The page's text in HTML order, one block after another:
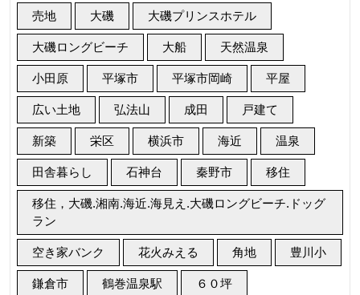
売地 大磯 大磯プリンスホテル
大磯ロングビーチ 大船 天然温泉
小田原 平塚市 平塚市岡崎 平屋
広い土地 弘法山 成田 戸建て
新築 栄区 横浜市 海近 温泉
田舎暮らし 石神台 秦野市 移住
移住，大磯.湘南.海近.海見え.大磯ロングビーチ.ドッグ
ラン
空き家バンク 花火みえる 角地 豊川小
鎌倉市 鶴巻温泉駅 ６０坪